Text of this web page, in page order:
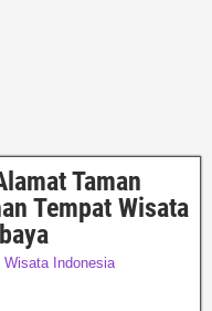
Taman
Tempat Wisata
Wisata Indonesia